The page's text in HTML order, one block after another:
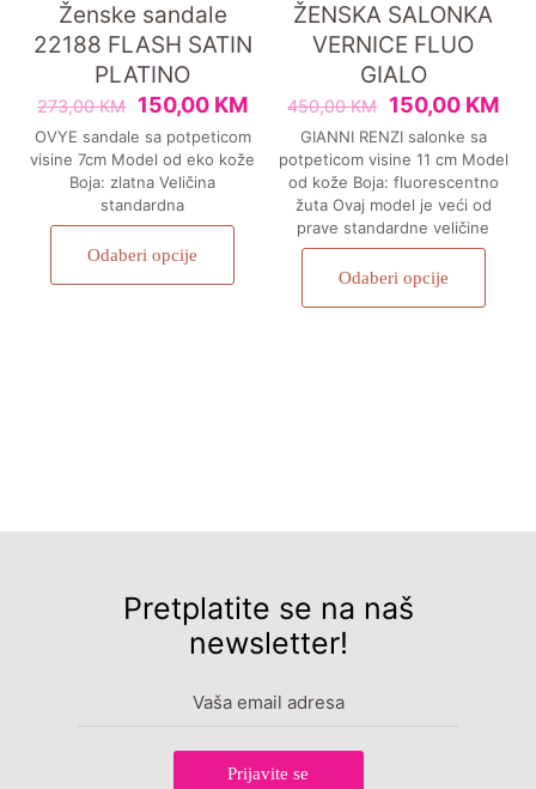
Ženske sandale
22188 FLASH SATIN
PLATINO
273,00KM 150,00 KM
OVYE sandale sa potpeticom
visine 7cm Model od eko kože
Boja: zlatna Veličina
standardna
Odaberi opcije
ŽENSKA SALONKA
VERNICE FLUO
GIALO
450,00KM 150,00 KM
GIANNI RENZI salonke sa
potpeticom visine 11 cm Model
od kože Boja: fluorescentno
žuta Ovaj model je veći od
prave standardne veličine
Odaberi opcije
Pretplatite se na naš
newsletter!
Prijavite se